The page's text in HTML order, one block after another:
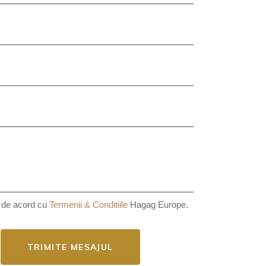
acord cu Termenii & ConditiileHagag Europe.
TRIMITE MESAJUL